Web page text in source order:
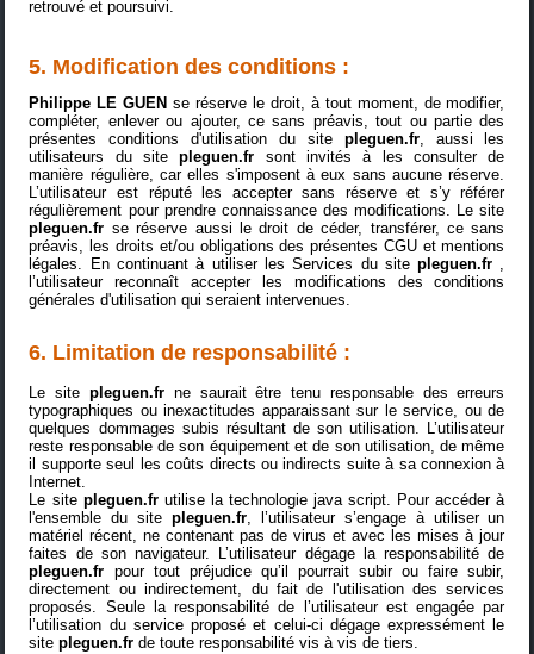
retrouvé et poursuivi.
5. Modification des conditions :
Philippe LE GUEN se réserve le droit, à tout moment, de modifier,
compléter, enlever ou ajouter, ce sans préavis, tout ou partie des
présentes conditions d'utilisation du site pleguen.fr, aussi les
utilisateurs du sitepleguen.fr sont invités à les consulter de
manière régulière, car elles s'imposent à eux sans aucune réserve.
L’utilisateur est réputé les accepter sans réserve et s’y référer
régulièrement pour prendre connaissance des modifications. Le site
pleguen.fr se réserve aussi le droit de céder, transférer, ce sans
préavis, les droits et/ou obligations des présentes CGU et mentions
légales. En continuant à utiliser les Services du sitepleguen.fr ,
l’utilisateur reconnaît accepter les modifications des conditions
générales d'utilisation qui seraient intervenues.
6. Limitation de responsabilité :
Le sitepleguen.fr ne saurait être tenu responsable des erreurs
typographiques ou inexactitudes apparaissant sur le service, ou de
quelques dommages subis résultant de son utilisation. L’utilisateur
reste responsable de son équipement et de son utilisation, de même
il supporte seul les coûts directs ou indirects suite à sa connexion à
Internet.
Le site pleguen.frutilise la technologie java script. Pour accéder à
l'ensemble du sitepleguen.fr, l’utilisateur s’engage à utiliser un
matériel récent, ne contenant pas de virus et avec les mises à jour
faites de son navigateur. L’utilisateur dégage la responsabilité de
pleguen.fr pour tout préjudice qu’il pourrait subir ou faire subir,
directement ou indirectement, du fait de l'utilisation des services
proposés. Seule la responsabilité de l’utilisateur est engagée par
l’utilisation du service proposé et celui-ci dégage expressément le
sitepleguen.fr de toute responsabilité vis à vis de tiers.